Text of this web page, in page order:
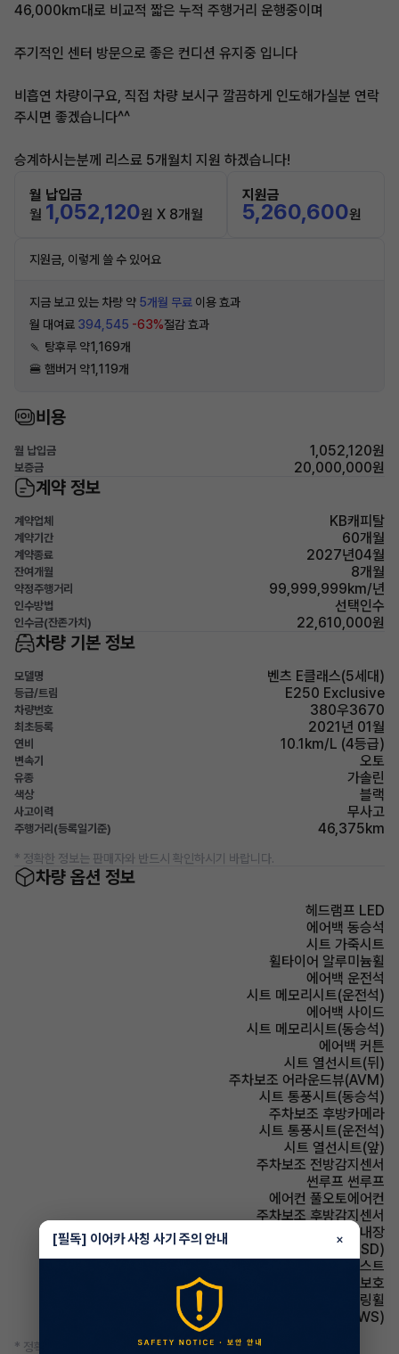
46,000km대로 비교적 짧은 누적 주행거리 운행중이며
주기적인 센터 방문으로 좋은 컨디션 유지중 입니다
비흡연 차량이구요, 직접 차량 보시구 깔끔하게 인도해가실분 연락
주시면 좋겠습니다^^
승계하시는분께 리스료 5개월치 지원 하겠습니다!
월 납입금
월 1,052,120원 X 8개월
지원금
5,260,600원
지원금, 이렇게 쓸 수 있어요
지금 보고 있는 차량 약 5개월 무료 이용 효과
월 대여료 394,545 -63%절감 효과
🍡 탕후루 약1,169개
🍔 햄버거 약1,119개
비용
월 납입금 1,052,120원
보증금 20,000,000원
계약 정보
계약업체 KB캐피탈
계약기간 60개월
계약종료 2027년04월
잔여개월 8개월
약정주행거리 99,999,999km/년
인수방법 선택인수
인수금(잔존가치) 22,610,000원
차량 기본 정보
모델명 벤츠 E클래스(5세대)
등급/트림 E250 Exclusive
차량번호 380우3670
최초등록 2021년 01월
연비 10.1km/L (4등급)
변속기 오토
유종 가솔린
색상 블랙
사고이력 무사고
주행거리(등록일기준) 46,375km
* 정확한 정보는 판매자와 반드시 확인하시기 바랍니다.
차량 옵션 정보
헤드램프 LED
에어백 동승석
시트 가죽시트
휠타이어 알루미늄휠
에어백 운전석
시트 메모리시트(운전석)
에어백 사이드
시트 메모리시트(동승석)
에어백 커튼
시트 열선시트(뒤)
주차보조 어라운드뷰(AVM)
시트 통풍시트(동승석)
주차보조 후방카메라
시트 통풍시트(운전석)
시트 열선시트(앞)
주차보조 전방감지센서
썬루프 썬루프
에어컨 풀오토에어컨
주차보조 후방감지센서
스티어링휠 열선내장
주행안전 후측방경보시스템(BSD)
헤드램프 하이빔 어시스트
에어백 무릎보호
스티어링휠 가죽스티어링휠
주행안전 차선이탈경보(LDWS)
* 정확한 정보는 판매자와 반드시 확인하시기 바랍니다.
[필독] 이어카 사칭 사기 주의 안내 ×